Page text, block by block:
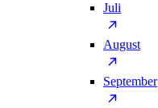
Juli
August
September